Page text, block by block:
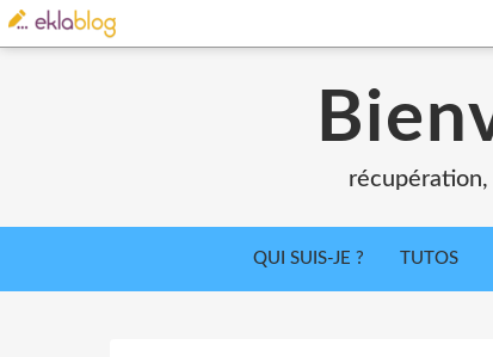
QUI SUIS-JE ? TUTOS